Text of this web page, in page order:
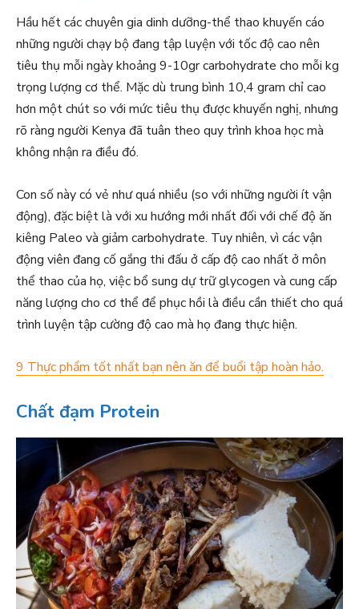
Hầu hết các chuyên gia dinh dưỡng-thể thao khuyến cáo
những người chạy bộ đang tập luyện với tốc độ cao nên
tiêu thụ mỗi ngày khoảng 9-10gr carbohydrate cho mỗi kg
trọng lượng cơ thể. Mặc dù trung bình 10,4 gram chỉ cao
hơn một chút so với mức tiêu thụ được khuyến nghị, nhưng
rõ ràng người Kenya đã tuân theo quy trình khoa học mà
không nhận ra điều đó.
Con số này có vẻ như quá nhiều (so với những người ít vận
động), đặc biệt là với xu hướng mới nhất đối với chế độ ăn
kiêng Paleo và giảm carbohydrate. Tuy nhiên, vì các vận
động viên đang cố gắng thi đấu ở cấp độ cao nhất ở môn
thể thao của họ, việc bổ sung dự trữ glycogen và cung cấp
năng lượng cho cơ thể để phục hồi là điều cần thiết cho quá
trình luyện tập cường độ cao mà họ đang thực hiện.
9 Thực phẩm tốt nhất bạn nên ăn để buổi tập hoàn hảo.
Chất đạm Protein